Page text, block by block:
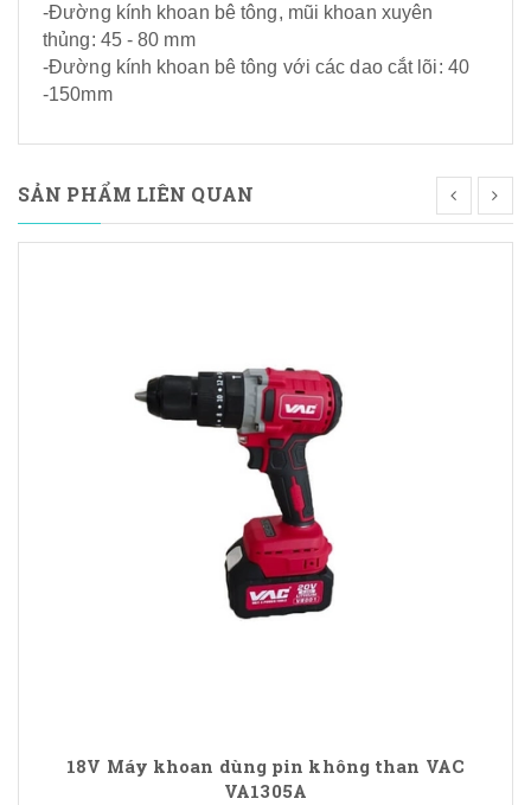
-Đường kính khoan bê tông, mũi khoan xuyên
thủng: 45 - 80 mm
-Đường kính khoan bê tông với các dao cắt lõi: 40
-150mm
SẢN PHẨM LIÊN QUAN
18V Máy khoan dùng pin không than VAC
VA1305A